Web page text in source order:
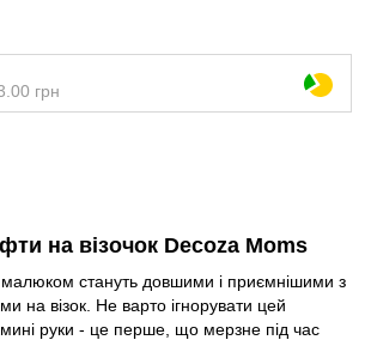
грн
на візочок Decoza Moms
малюком стануть довшими і приємнішими з
на візок. Не варто ігнорувати цей
руки - це перше, що мерзне під час